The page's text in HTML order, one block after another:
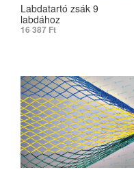
Labdatartó zsák 9
labdához
16 387 Ft